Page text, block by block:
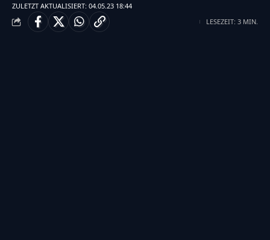
ZULETZT AKTUALISIERT: 04.05.23 18:44
LESEZEIT: 3 MIN.